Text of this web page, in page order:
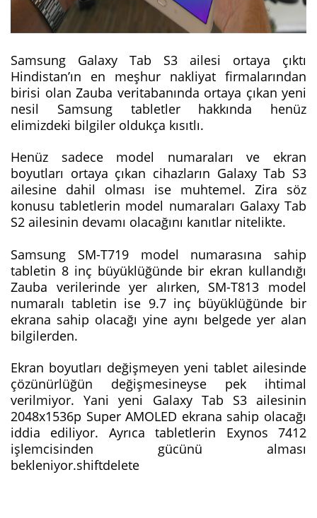
Samsung Galaxy Tab S3 ailesi ortaya çıktı
Hindistan’ın en meşhur nakliyat firmalarından
birisi olan Zauba veritabanında ortaya çıkan yeni
nesil Samsung tabletler hakkında henüz
elimizdeki bilgiler oldukça kısıtlı.
Henüz sadece model numaraları ve ekran
boyutları ortaya çıkan cihazların Galaxy Tab S3
ailesine dahil olması ise muhtemel. Zira söz
konusu tabletlerin model numaraları Galaxy Tab
S2 ailesinin devamı olacağını kanıtlar nitelikte.
Samsung SM-T719 model numarasına sahip
tabletin 8 inç büyüklüğünde bir ekran kullandığı
Zauba verilerinde yer alırken, SM-T813 model
numaralı tabletin ise 9.7 inç büyüklüğünde bir
ekrana sahip olacağı yine aynı belgede yer alan
bilgilerden.
Ekran boyutları değişmeyen yeni tablet ailesinde
çözünürlüğün değişmesineyse pek ihtimal
verilmiyor. Yani yeni Galaxy Tab S3 ailesinin
2048x1536p Super AMOLED ekrana sahip olacağı
iddia ediliyor. Ayrıca tabletlerin Exynos 7412
işlemcisinden gücünü alması
bekleniyor.shiftdelete